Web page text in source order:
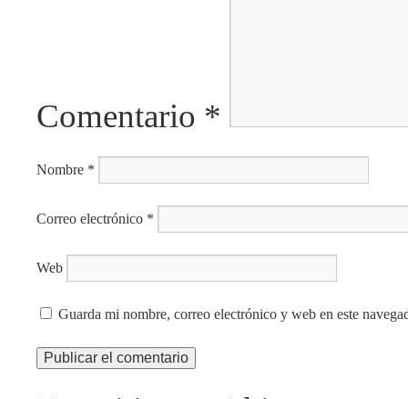
Comentario *
Nombre *
Correo electrónico *
Web
Guarda mi nombre, correo electrónico y web en este